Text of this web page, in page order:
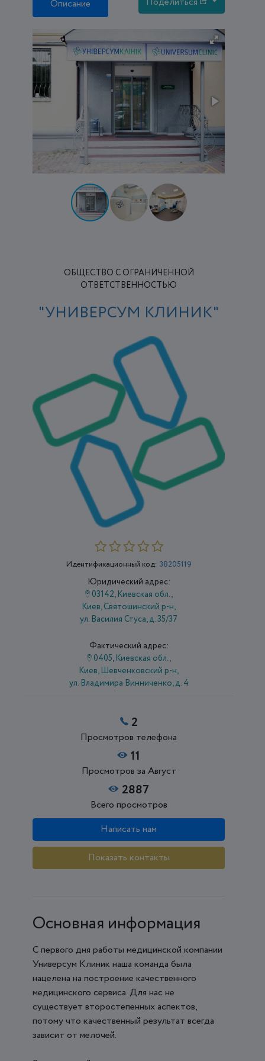
Описание
ОБЩЕСТВО С ОГРАНИЧЕННОЙ
ОТВЕТСТВЕННОСТЬЮ
"УНИВЕРСУМ КЛИНИК"
Идентификационный код: 38205119
Юридический адрес:
03142, Киевская обл.,
Киев, Святошинский р-н,
ул. Василия Стуса, д. 35/37
Фактический адрес:
0405, Киевская обл.,
Киев, Шевченковский р-н,
ул. Владимира Винниченко, д. 4
2
Просмотров телефона
11
Просмотров за Август
2887
Всего просмотров
Написать нам
Показать контакты
Основная информация
С первого дня работы медицинской компании
Универсум Клиник наша команда была
нацелена на построение качественного
медицинского сервиса. Для нас не
существует второстепенных аспектов,
потому что качественный результат всегда
зависит от мелочей.